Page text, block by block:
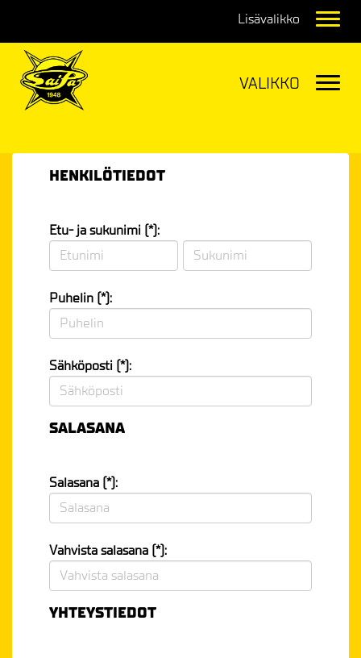
HENKILÖTIEDOT
Etu- ja sukunimi (*):
Puhelin (*):
Sähköposti (*):
SALASANA
Salasana (*):
Vahvista salasana (*):
YHTEYSTIEDOT